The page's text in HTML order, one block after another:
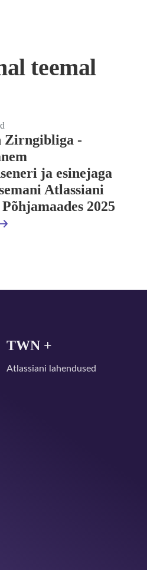
teemal
Zirngibliga -
ja esinejaga
Atlassiani
2025
TWN +
Atlassiani lahendused